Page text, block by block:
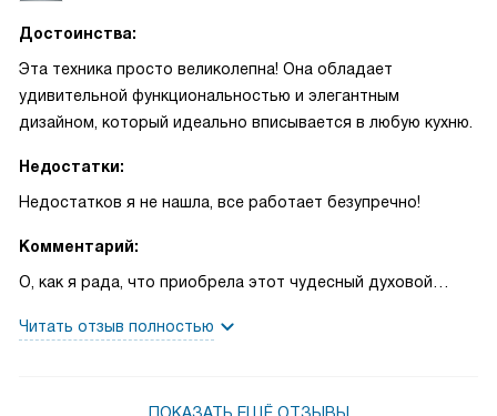
Достоинства:
Эта техника просто великолепна! Она обладает
удивительной функциональностью и элегантным
дизайном, который идеально вписывается в любую кухню.
Недостатки:
Недостатков я не нашла, все работает безупречно!
Комментарий:
О, как я рада, что приобрела этот чудесный духовой
кулинарные эксперименты стали намного интереснее и
Читать отзыв полностью